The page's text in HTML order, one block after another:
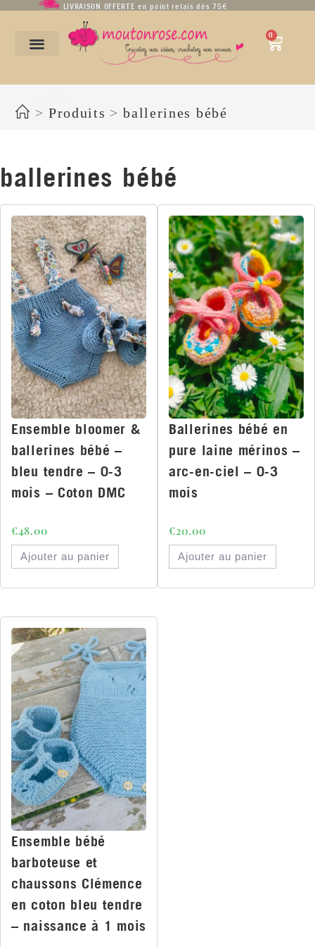
LIVRAISON OFFERTE en point relais dès 75€
0
> Produits > ballerines bébé
ballerines bébé
Ensemble bloomer &
ballerines bébé –
bleu tendre – 0-3
mois – Coton DMC
€48.00
Ajouter au panier
Ballerines bébé en
pure laine mérinos –
arc-en-ciel – 0-3
mois
€20.00
Ajouter au panier
Ensemble bébé
barboteuse et
chaussons Clémence
en coton bleu tendre
– naissance à 1 mois